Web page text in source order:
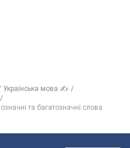
Українська мова ✍
та багатозначні слова